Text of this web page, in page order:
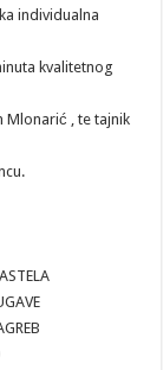
individualna
kvalitetnog
Mlonarić , te tajnik